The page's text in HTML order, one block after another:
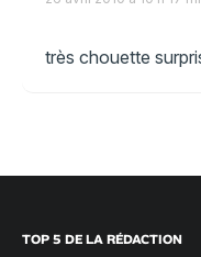
très chouette
TOP 5 DE LA RÉDACTION